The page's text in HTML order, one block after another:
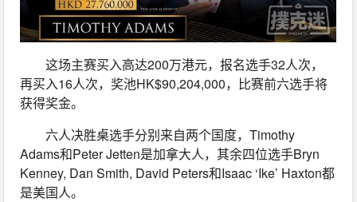
这场主赛买入高达200万港元，报名选手32人次，
再买入16人次，奖池HK$90,204,000，比赛前六选手将
获得奖金。
六人决胜桌选手分别来自两个国度，Timothy
Adams和Peter Jetten是加拿大人，其余四位选手Bryn
Kenney, Dan Smith, David Peters和Isaac ‘Ike’ Haxton都
是美国人。